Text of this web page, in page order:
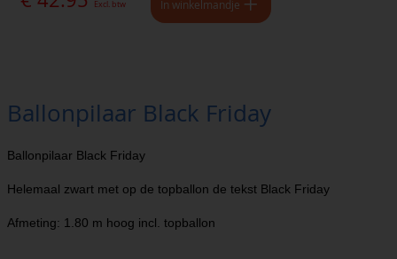
Excl. btw In winkelmandje
Ballonpilaar Black Friday
Ballonpilaar Black Friday
Helemaal zwart met op de topballon de tekst Black Friday
Afmeting: 1.80 m hoog incl. topballon